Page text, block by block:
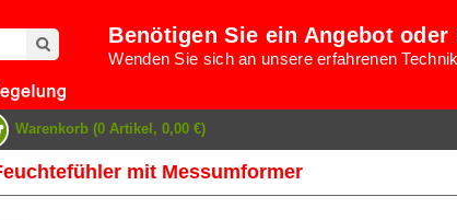
Benötigen Sie ein Angebot oder
Wenden Sie sich an unsere erfahrenen
Warenkorb (0 Artikel, 0,00 €)
mit Messumformer